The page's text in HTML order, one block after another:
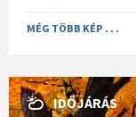
MÉG TÖBB KÉP . . .
IDŐJÁRÁS